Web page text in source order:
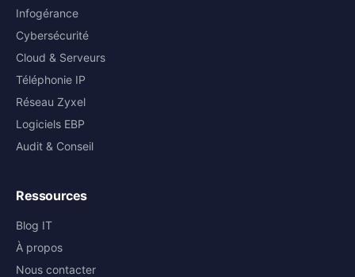
Infogérance
Cybersécurité
Cloud & Serveurs
Téléphonie IP
Réseau Zyxel
Logiciels EBP
Audit & Conseil
Ressources
Blog IT
À propos
Nous contacter